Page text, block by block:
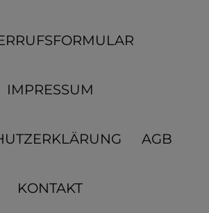
IMPRESSUM
AGB
KONTAKT